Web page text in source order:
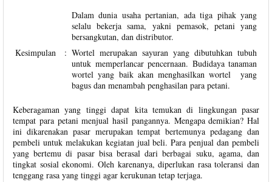
Dalam dunia usaha pertanian, ada tiga pihak yang
selalu bekerja sama, yakni pemasok, petani yang
bersangkutan, dan distributor.
Kesimpulan
: Wortel merupakan sayuran yang dibutuhkan tubuh
untuk memperlancar pencernaan. Budidaya tanaman
wortel yang baik akan menghasilkan wortel yang
bagus dan menambah penghasilan para petani.
Keberagaman yang tinggi dapat kita temukan di lingkungan pasar
tempat para petani menjual hasil pangannya. Mengapa demikian? Hal
ini dikarenakan pasar merupakan tempat bertemunya pedagang dan
pembeli untuk melakukan kegiatan jual beli. Para penjual dan pembeli
yang bertemu di pasar bisa berasal dari berbagai suku, agama, dan
tingkat sosial ekonomi. Oleh karenanya, diperlukan rasa toleransi dan
tenggang rasa yang tinggi agar kerukunan tetap terjaga.